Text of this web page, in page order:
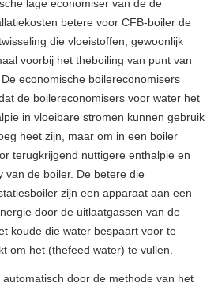
lage economiser van de de
betere voor CFB-boiler de
die vloeistoffen, gewoonlijk
voorbij het theboiling van punt van
economische boilereconomisers
de boilereconomisers voor water het
in vloeibare stromen kunnen gebruik
heet zijn, maar om in een boiler
terugkrijgend nuttigere enthalpie en
van de boiler. De betere die
zijn een apparaat aan een
door de uitlaatgassen van de
koude die water bespaart voor te
om het (thefeed water) te vullen.
door de methode van het